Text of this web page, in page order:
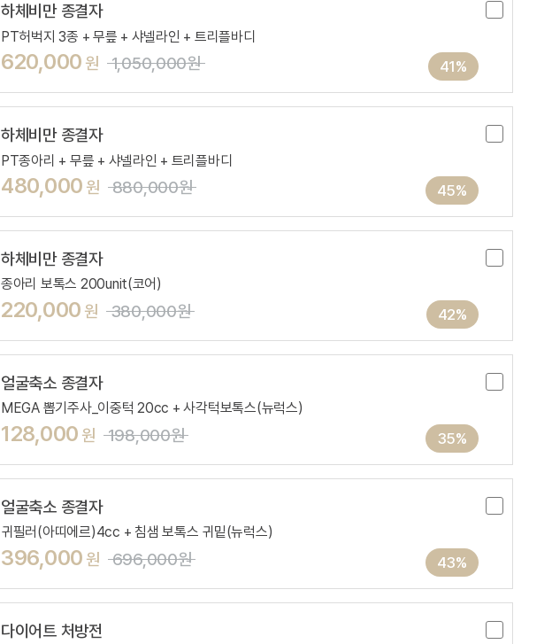
하체비만 종결자
PT허벅지 3종 + 무릎 + 샤넬라인 + 트리플바디
620,000 원 1,050,000원 41%
하체비만 종결자
PT종아리 + 무릎 + 샤넬라인 + 트리플바디
480,000 원 880,000원 45%
하체비만 종결자
종아리 보톡스 200unit(코어)
220,000 원 380,000원 42%
얼굴축소 종결자
MEGA 뽑기주사_이중턱 20cc + 사각턱보톡스(뉴럭스)
128,000 원 198,000원 35%
얼굴축소 종결자
귀필러(아띠에르)4cc + 침샘 보톡스 귀밑(뉴럭스)
396,000 원 696,000원 43%
다이어트 처방전